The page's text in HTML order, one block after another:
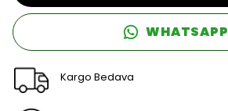
WHATSAPP
Kargo Bedava